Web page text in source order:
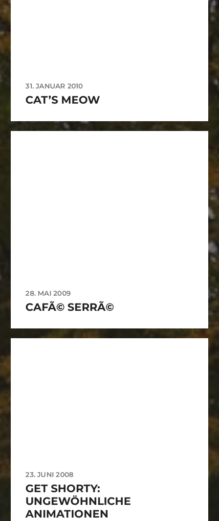
31. JANUAR 2010
CAT’S MEOW
28. MAI 2009
CAFÃ© SERRÃ©
23. JUNI 2008
GET SHORTY:
UNGEWÖHNLICHE
ANIMATIONEN